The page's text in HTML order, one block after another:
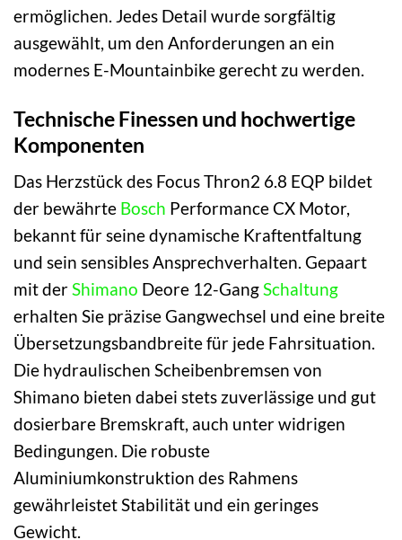
ermöglichen. Jedes Detail wurde sorgfältig
ausgewählt, um den Anforderungen an ein
modernes E-Mountainbike gerecht zu werden.
Technische Finessen und hochwertige
Komponenten
Das Herzstück des Focus Thron2 6.8 EQP bildet
der bewährte Bosch Performance CX Motor,
bekannt für seine dynamische Kraftentfaltung
und sein sensibles Ansprechverhalten. Gepaart
mit derShimano Deore 12-GangSchaltung
erhalten Sie präzise Gangwechsel und eine breite
Übersetzungsbandbreite für jede Fahrsituation.
Die hydraulischen Scheibenbremsen von
Shimano bieten dabei stets zuverlässige und gut
dosierbare Bremskraft, auch unter widrigen
Bedingungen. Die robuste
Aluminiumkonstruktion des Rahmens
gewährleistet Stabilität und ein geringes
Gewicht.